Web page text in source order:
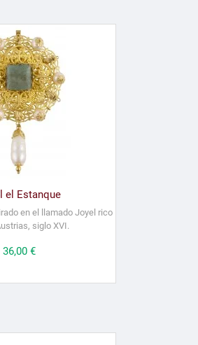
el Estanque
en el llamado Joyel rico
siglo XVI.
Precio
36,00 €